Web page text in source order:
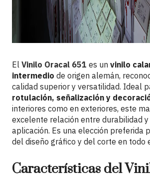
El Vinilo Oracal 651 es un vinilo
intermedio de origen alemán,
calidad superior y versatilidad. Ideal
rotulación, señalización y
interiores como en exteriores, este
excelente relación entre durabilidad
aplicación. Es una elección preferida
del diseño gráfico y del corte en todo
Características del